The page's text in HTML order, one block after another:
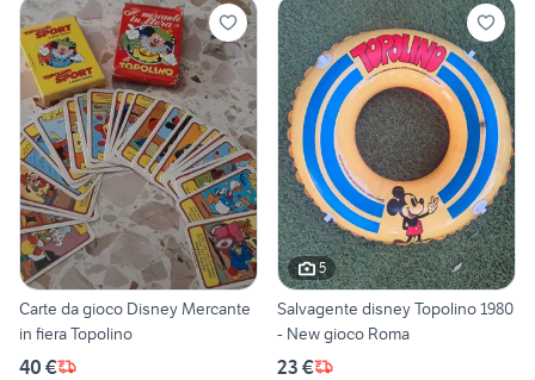
Carte da gioco Disney Mercante
in fiera Topolino
40 €
5
Salvagente disney Topolino 1980
- New gioco Roma
23 €